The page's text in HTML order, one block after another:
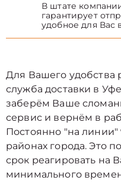
В штате
гарантирует
удобное для Вас
Для Вашего удобства
служба доставки в
заберём Ваше
сервис и вернём в
Постоянно "на линии"
районах города. Это
срок реагировать на
минимального